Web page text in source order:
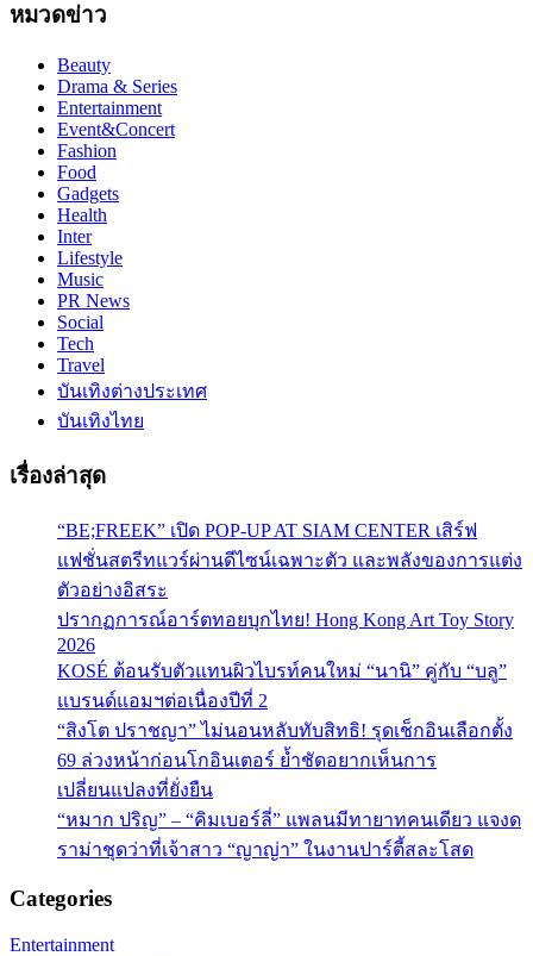
หมวดข่าว
Beauty
Drama & Series
Entertainment
Event&Concert
Fashion
Food
Gadgets
Health
Inter
Lifestyle
Music
PR News
Social
Tech
Travel
บันเทิงต่างประเทศ
บันเทิงไทย
เรื่องล่าสุด
“BE;FREEK” เปิด POP-UP AT SIAM CENTER เสิร์ฟ
แฟชั่นสตรีทแวร์ผ่านดีไซน์เฉพาะตัว และพลังของการแต่ง
ตัวอย่างอิสระ
ปรากฏการณ์อาร์ตทอยบุกไทย! Hong Kong Art Toy Story
2026
KOSÉ ต้อนรับตัวแทนผิวไบรท์คนใหม่ “นานิ” คู่กับ “บลู”
แบรนด์แอมฯต่อเนื่องปีที่ 2
“สิงโต ปราชญา” ไม่นอนหลับทับสิทธิ! รุดเช็กอินเลือกตั้ง
69 ล่วงหน้าก่อนโกอินเตอร์ ย้ำชัดอยากเห็นการ
เปลี่ยนแปลงที่ยั่งยืน
“หมาก ปริญ” – “คิมเบอร์ลี่” แพลนมีทายาทคนเดียว แจงด
ราม่าชุดว่าที่เจ้าสาว “ญาญ่า” ในงานปาร์ตี้สละโสด
Categories
Entertainment